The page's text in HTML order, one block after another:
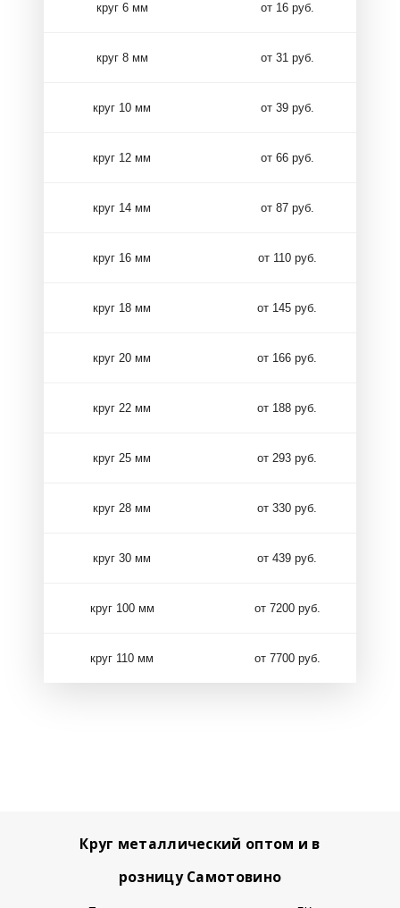
круг 6 мм от 16 руб.
круг 8 мм от 31 руб.
круг 10 мм от 39 руб.
круг 12 мм от 66 руб.
круг 14 мм от 87 руб.
круг 16 мм от 110 руб.
круг 18 мм от 145 руб.
круг 20 мм от 166 руб.
круг 22 мм от 188 руб.
круг 25 мм от 293 руб.
круг 28 мм от 330 руб.
круг 30 мм от 439 руб.
круг 100 мм от 7200 руб.
круг 110 мм от 7700 руб.
Круг металлический оптом и в
розницу Самотовино